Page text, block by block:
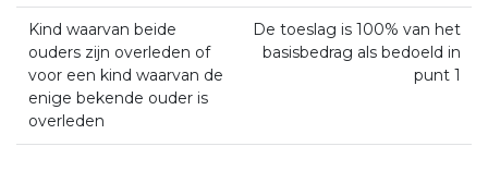
Kind waarvan beide
ouders zijn overleden of
voor een kind waarvan de
enige bekende ouder is
overleden
De toeslag is 100% van het
basisbedrag als bedoeld in
punt 1